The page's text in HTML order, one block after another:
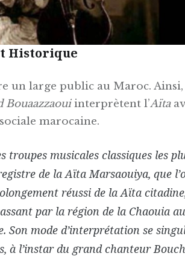
Historique
un large public au Maroc. Ainsi,
Bouaazzaouiinterprètent l’Aïta
marocaine.
troupes musicales classiques les
de la Aïta Marsaouiya, que
réussi de la Aïta
par la région de la Chaouia
mode d’interprétation se
à l’instar du grand chanteur